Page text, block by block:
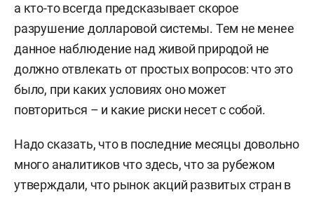
а кто-то всегда предсказывает скорое
разрушение долларовой системы. Тем не менее
данное наблюдение над живой природой не
должно отвлекать от простых вопросов: что это
было, при каких условиях оно может
повториться – и какие риски несет с собой.
Надо сказать, что в последние месяцы довольно
много аналитиков что здесь, что за рубежом
утверждали, что рынок акций развитых стран в